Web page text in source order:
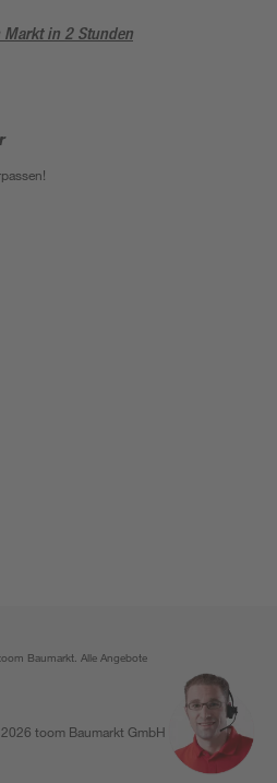
in 2 Stunden
Baumarkt. Alle Angebote
toom Baumarkt GmbH